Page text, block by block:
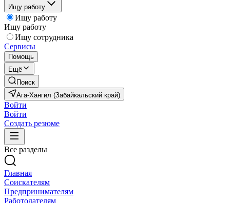
Ищу работу
Ищу работу
Ищу работу
Ищу сотрудника
Сервисы
Помощь
Ещё
Поиск
Ага-Хангил (Забайкальский край)
Войти
Войти
Создать резюме
Все разделы
Главная
Соискателям
Предпринимателям
Работодателям